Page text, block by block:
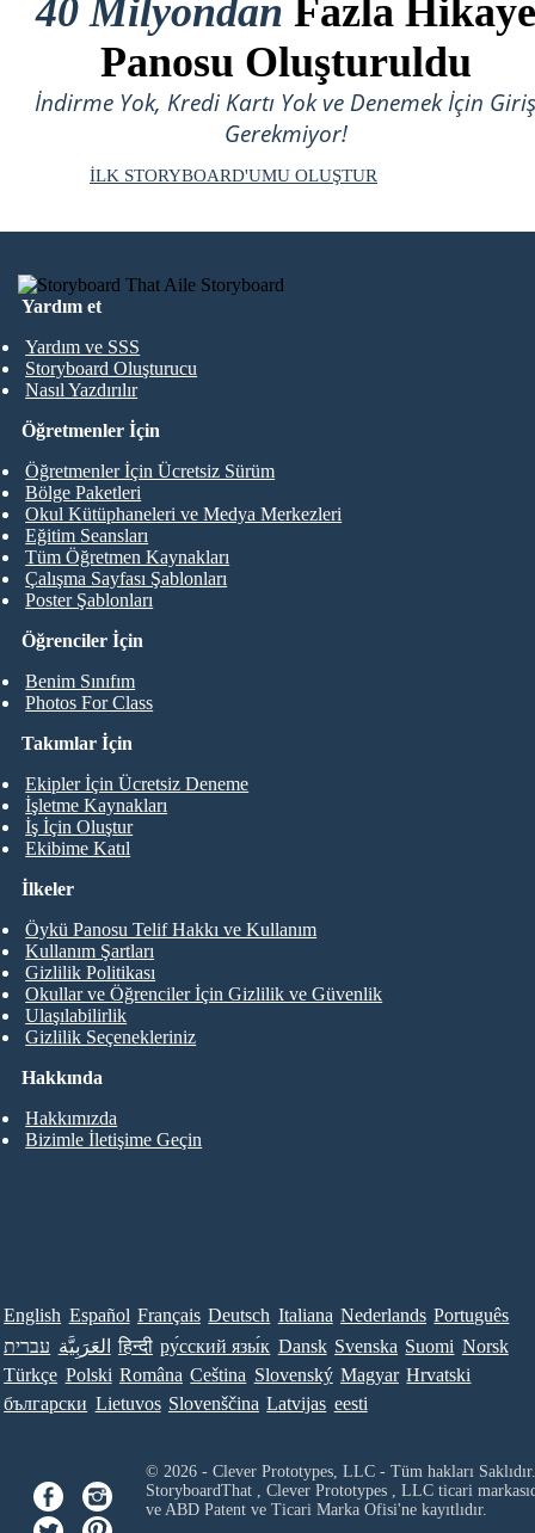
40 Milyondan Fazla Hikaye
Panosu Oluşturuldu
İndirme Yok, Kredi Kartı Yok ve Denemek İçin Giriş
Gerekmiyor!
İLK STORYBOARD'UMU OLUŞTUR
Yardım et
Yardım ve SSS
Storyboard Oluşturucu
Nasıl Yazdırılır
Öğrenciler İçin
Benim Sınıfım
Photos For Class
Öğretmenler İçin
Öğretmenler İçin Ücretsiz Sürüm
Bölge Paketleri
Okul Kütüphaneleri ve Medya Merkezleri
Eğitim Seansları
Tüm Öğretmen Kaynakları
Çalışma Sayfası Şablonları
Poster Şablonları
Takımlar İçin
Ekipler İçin Ücretsiz Deneme
İşletme Kaynakları
İş İçin Oluştur
Ekibime Katıl
Hakkında
Hakkımızda
Bizimle İletişime Geçin
İlkeler
Öykü Panosu Telif Hakkı ve Kullanım
Kullanım Şartları
Gizlilik Politikası
Okullar ve Öğrenciler İçin Gizlilik ve Güvenlik
Ulaşılabilirlik
Gizlilik Seçenekleriniz
English Español Français Deutsch Italiana Nederlands Português
עברית العَرَبِيَّة हिन्दी ру́сский язы́к Dansk Svenska Suomi Norsk
Türkçe Polski Româna Ceština Slovenský Magyar Hrvatski
български Lietuvos Slovenščina Latvijas eesti
© 2026 - Clever Prototypes, LLC - Tüm hakları Saklıdır.
StoryboardThat , Clever Prototypes , LLCticari
ve ABD Patent ve Ticari Marka Ofisi'ne kayıtlıdır.